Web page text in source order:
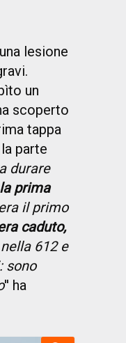
lesione
un
scoperto
tappa
parte
durare
la prima
il primo
caduto,
612 e
sono
'' ha